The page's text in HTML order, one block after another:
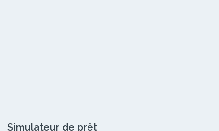
Simulateur de prêt